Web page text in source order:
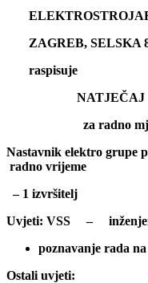
ZAGREB, SELSKA
raspisuje
NATJEČAJ
za radno
Nastavnik elektro grupe
radno vrijeme
– 1 izvršitelj
Uvjeti: VSS – inženjer
poznavanje rada
Ostali uvjeti: